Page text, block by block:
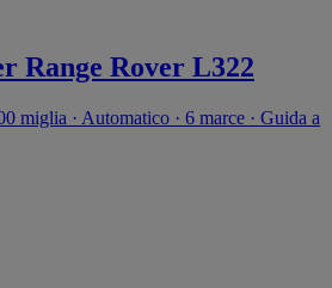
Range Rover L322
miglia · Automatico · 6 marce · Guida a